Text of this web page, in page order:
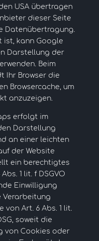
USA übertragen
dieser Seite
Datenübertragung.
ist, kann Google
Darstellung der
Beim
Ihr Browser die
Browsercache, um
anzuzeigen.
erfolgt im
Darstellung
an einer leichten
der Website
ein berechtigtes
1 lit. f DSGVO
Einwilligung
Verarbeitung
von Art. 6 Abs. 1 lit.
soweit die
von Cookies oder